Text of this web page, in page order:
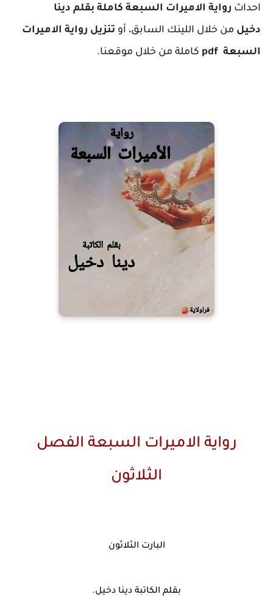
احداث رواية الاميرات السبعة كاملة بقلم دينا
دخيل من خلال اللينك السابق، أو تنزيل رواية الاميرات
السبعة pdf
كاملة من خلال موقعنا.
رواية الاميرات السبعة الفصل
الثلاثون
البارت الثلاثون
بقلم الكاتبة دينا دخيل.